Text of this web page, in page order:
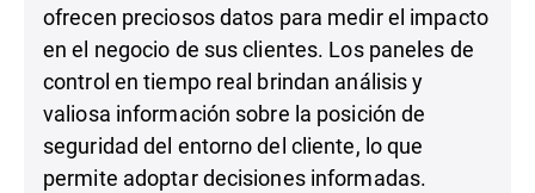
ofrecen preciosos datos para medir el impacto
en el negocio de sus clientes. Los paneles de
control en tiempo real brindan análisis y
valiosa información sobre la posición de
seguridad del entorno del cliente, lo que
permite adoptar decisiones informadas.